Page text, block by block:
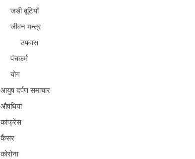
जडी बूटियाँ
जीवन मन्त्र
उपवास
पंचकर्म
योग
आयुष दर्पण समाचार
औषधियां
कांफ्रेंस
कैंसर
कोरोना